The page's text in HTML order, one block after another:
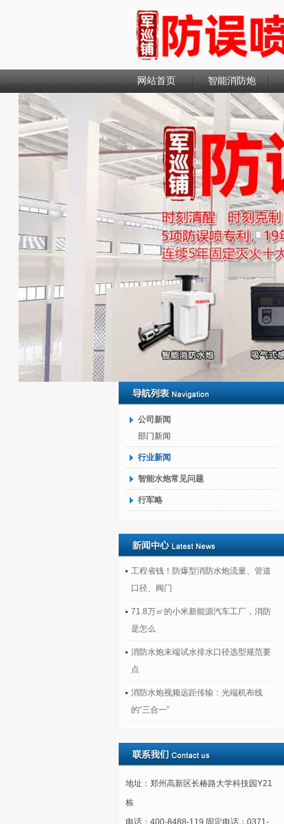
网站首页 智能消防炮
联系我们
公司新闻
部门新闻
行业新闻
智能水炮常见问题
行军略
工程省钱！防爆型消防水炮流量、管道
口径、阀门
71.8万㎡的小米新能源汽车工厂，消防
是怎么
消防水炮末端试水排水口径选型规范要
点
消防水炮视频远距传输：光端机布线
的“三合一”
地址：郑州高新区长椿路大学科技园Y21
栋
电话：400-8488-119 固定电话：0371-